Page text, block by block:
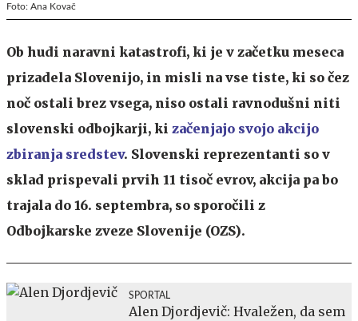
Foto: Ana Kovač
Ob hudi naravni katastrofi, ki je v začetku meseca
prizadela Slovenijo, in misli na vse tiste, ki so čez
noč ostali brez vsega, niso ostali ravnodušni niti
slovenski odbojkarji, ki začenjajo svojo akcijo
zbiranja sredstev. Slovenski reprezentanti so v
sklad prispevali prvih 11 tisoč evrov, akcija pa bo
trajala do 16. septembra, so sporočili z
Odbojkarske zveze Slovenije (OZS).
SPORTAL
Alen Djordjevič: Hvaležen, da sem